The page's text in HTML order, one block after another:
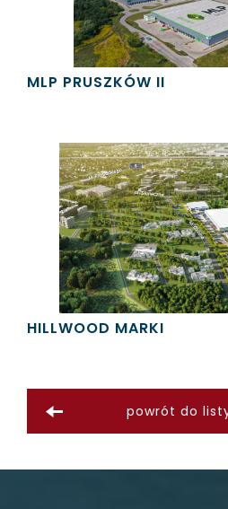
MLP PRUSZKÓW II
HILLWOOD MARKI
powrót do